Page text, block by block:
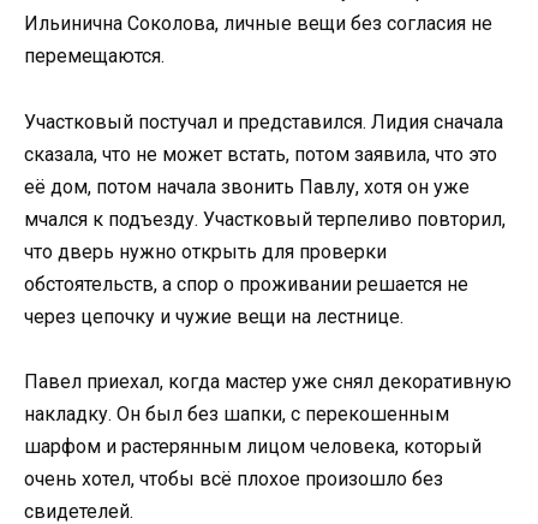
Ильинична Соколова, личные вещи без согласия не
перемещаются.
Участковый постучал и представился. Лидия сначала
сказала, что не может встать, потом заявила, что это
её дом, потом начала звонить Павлу, хотя он уже
мчался к подъезду. Участковый терпеливо повторил,
что дверь нужно открыть для проверки
обстоятельств, а спор о проживании решается не
через цепочку и чужие вещи на лестнице.
Павел приехал, когда мастер уже снял декоративную
накладку. Он был без шапки, с перекошенным
шарфом и растерянным лицом человека, который
очень хотел, чтобы всё плохое произошло без
свидетелей.